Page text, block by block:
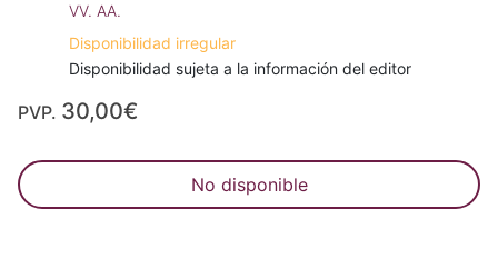
VV. AA.
Disponibilidad irregular
Disponibilidad sujeta a la información del editor
PVP. 30,00€
No disponible